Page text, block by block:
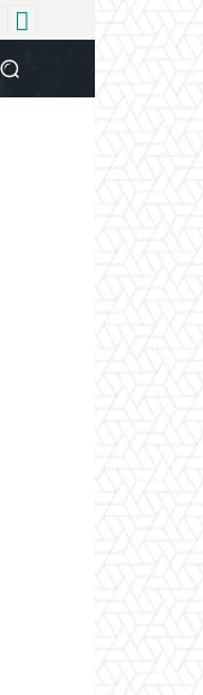
आपकी आवाज